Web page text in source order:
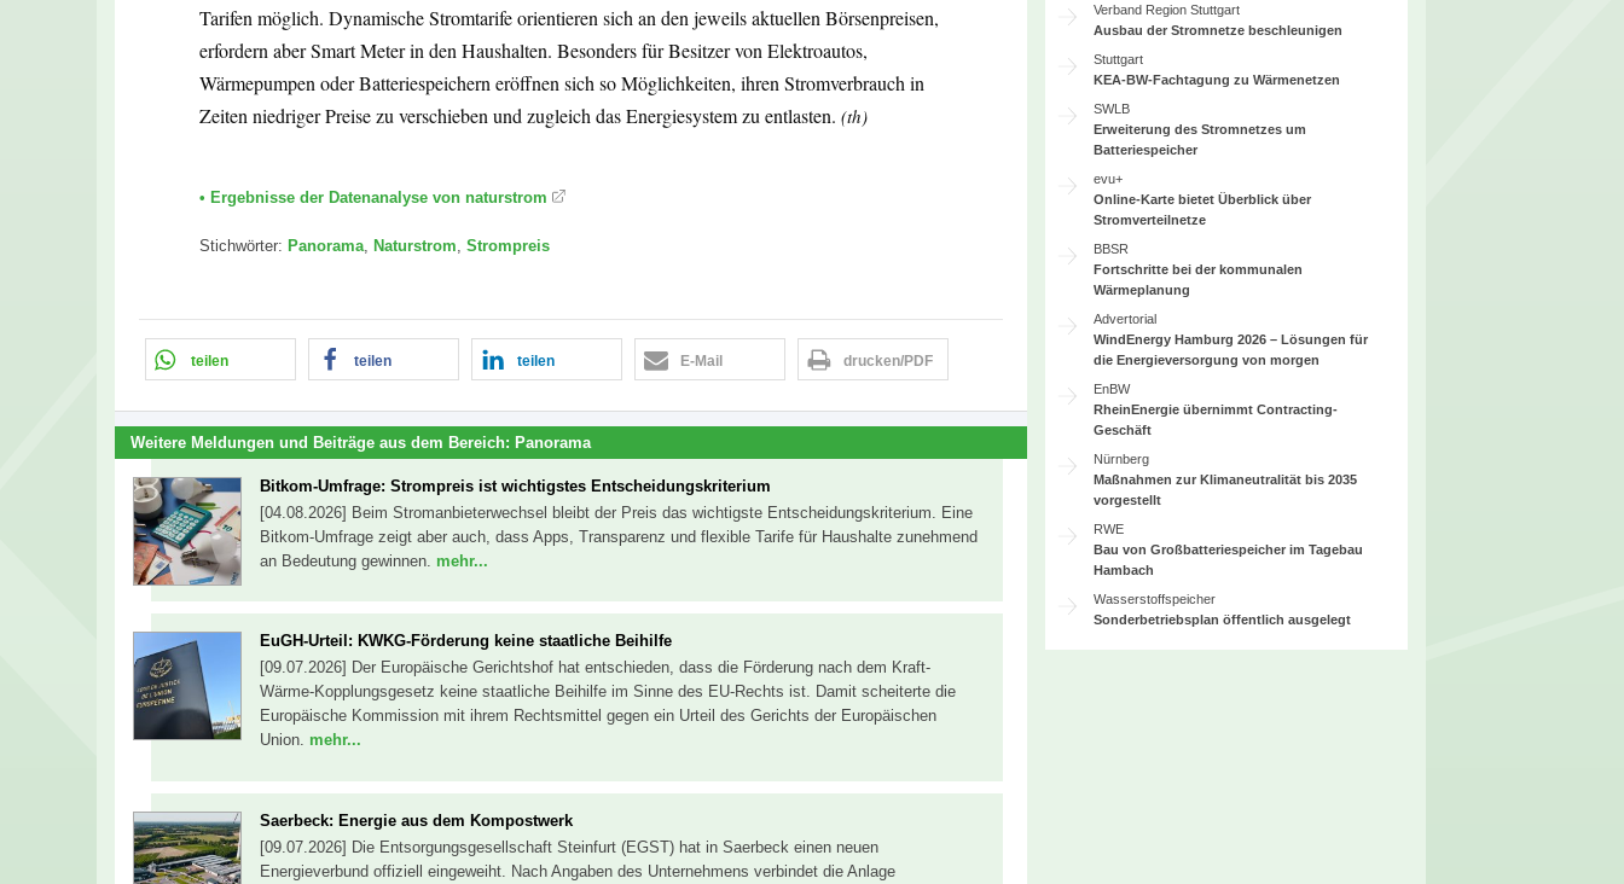
Tarifen möglich. Dynamische Stromtarife orientieren sich an den jeweils aktuellen Börsenpreisen,
erfordern aber Smart Meter in den Haushalten. Besonders für Besitzer von Elektroautos,
Wärmepumpen oder Batteriespeichern eröffnen sich so Möglichkeiten, ihren Stromverbrauch in
Zeiten niedriger Preise zu verschieben und zugleich das Energiesystem zu entlasten. (th)
• Ergebnisse der Datenanalyse von naturstrom
Stichwörter: Panorama, Naturstrom, Strompreis
teilen teilen teilen E-Mail drucken/PDF
Weitere Meldungen und Beiträge aus dem Bereich: Panorama
Bitkom-Umfrage: Strompreis ist wichtigstes Entscheidungskriterium
[04.08.2026] Beim Stromanbieterwechsel bleibt der Preis das wichtigste Entscheidungskriterium. Eine
Bitkom-Umfrage zeigt aber auch, dass Apps, Transparenz und flexible Tarife für Haushalte zunehmend
an Bedeutung gewinnen. mehr...
EuGH-Urteil: KWKG-Förderung keine staatliche Beihilfe
[09.07.2026] Der Europäische Gerichtshof hat entschieden, dass die Förderung nach dem Kraft-
Wärme-Kopplungsgesetz keine staatliche Beihilfe im Sinne des EU-Rechts ist. Damit scheiterte die
Europäische Kommission mit ihrem Rechtsmittel gegen ein Urteil des Gerichts der Europäischen
Union. mehr...
Saerbeck: Energie aus dem Kompostwerk
[09.07.2026] Die Entsorgungsgesellschaft Steinfurt (EGST) hat in Saerbeck einen neuen
Energieverbund offiziell eingeweiht. Nach Angaben des Unternehmens verbindet die Anlage
Verband Region Stuttgart
Ausbau der Stromnetze beschleunigen
Stuttgart
KEA-BW-Fachtagung zu Wärmenetzen
SWLB
Erweiterung des Stromnetzes um
Batteriespeicher
evu+
Online-Karte bietet Überblick über
Stromverteilnetze
BBSR
Fortschritte bei der kommunalen
Wärmeplanung
Advertorial
WindEnergy Hamburg 2026 – Lösungen für
die Energieversorgung von morgen
EnBW
RheinEnergie übernimmt Contracting-
Geschäft
Nürnberg
Maßnahmen zur Klimaneutralität bis 2035
vorgestellt
RWE
Bau von Großbatteriespeicher im Tagebau
Hambach
Wasserstoffspeicher
Sonderbetriebsplan öffentlich ausgelegt